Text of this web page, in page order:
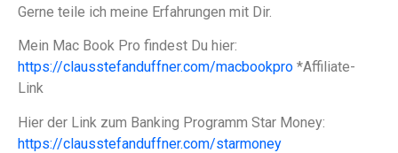
Gerne teile ich meine Erfahrungen mit Dir.
Mein Mac Book Pro findest Du hier:
https://clausstefanduffner.com/macbookpro *Affiliate-
Link
Hier der Link zum Banking Programm Star Money:
https://clausstefanduffner.com/starmoney